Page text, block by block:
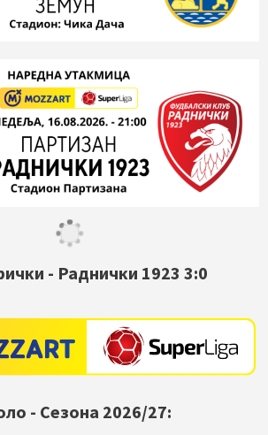
- Раднички 1923 3:0
- Сезона 2026/27: